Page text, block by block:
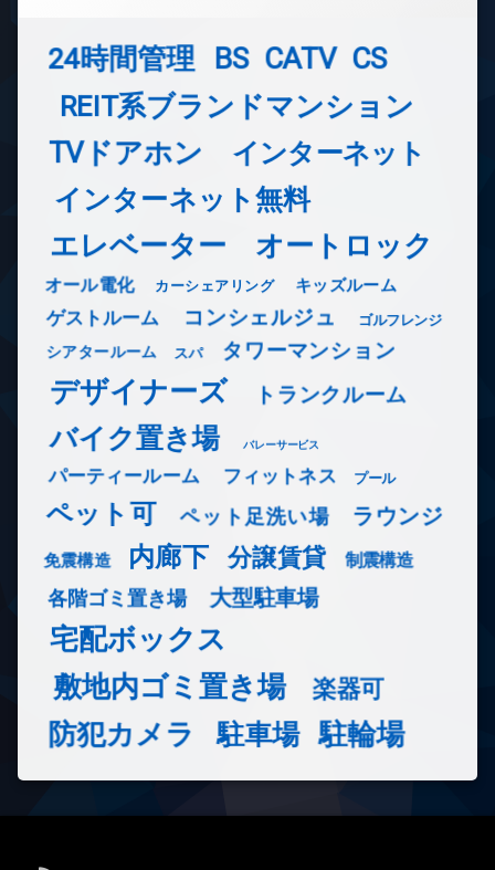
24時間管理 BS CATV CS
REIT系ブランドマンション
TVドアホン
インターネット
インターネット無料
エレベーター オートロック
オール電化 カーシェアリング キッズルーム
ゲストルーム コンシェルジュ ゴルフレンジ
シアタールーム スパ タワーマンション
デザイナーズ トランクルーム
バイク置き場 バレーサービス
パーティールーム フィットネス プール
ペット可 ペット足洗い場 ラウンジ
免震構造 内廊下 分譲賃貸 制震構造
各階ゴミ置き場 大型駐車場
宅配ボックス
敷地内ゴミ置き場
楽器可
防犯カメラ 駐車場 駐輪場